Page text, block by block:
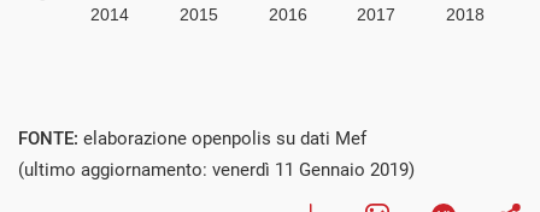
FONTE: elaborazione openpolis su dati Mef
(ultimo aggiornamento: venerdì 11 Gennaio 2019)